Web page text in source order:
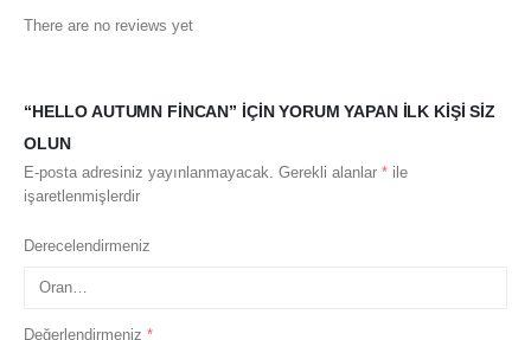
There are no reviews yet
“HELLO AUTUMN FINCAN” IÇIN YORUM YAPAN ILK KIŞI SIZ
OLUN
E-posta adresiniz yayınlanmayacak. Gerekli alanlar * ile
işaretlenmişlerdir
Derecelendirmeniz
Değerlendirmeniz *